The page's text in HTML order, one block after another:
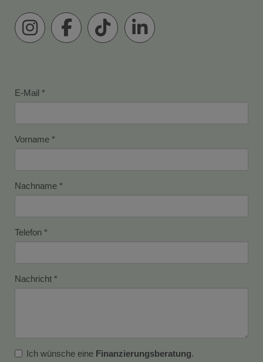
E-Mail
Vorname
Nachname
Telefon
Nachricht
Ich wünsche eine Finanzierungsberatung.